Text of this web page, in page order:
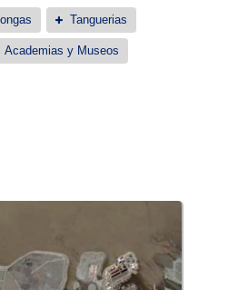
Tanguerias
Academias y Museos